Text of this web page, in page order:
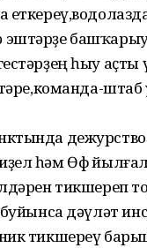
эштәрҙе
һыу аҫты
һәм Өфө
тикшереп
дәүләт
тикшереү